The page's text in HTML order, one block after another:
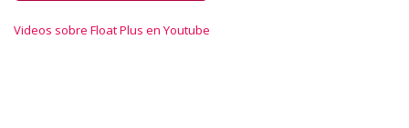
Videos sobre Float Plus en Youtube